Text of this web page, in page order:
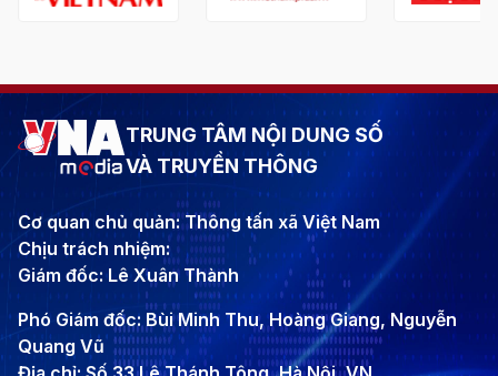
TRUNG TÂM NỘI DUNG SỐ
VÀ TRUYỀN THÔNG
Cơ quan chủ quản: Thông tấn xã Việt Nam
Chịu trách nhiệm:
Giám đốc: Lê Xuân Thành
Phó Giám đốc: Bùi Minh Thu, Hoàng Giang, Nguyễn
Quang Vũ